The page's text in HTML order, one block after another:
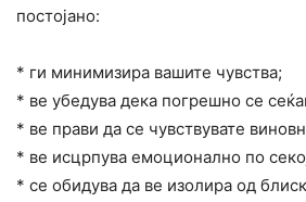
постојано:
* ги минимизира вашите чувства;
* ве убедува дека погрешно се
* ве прави да се чувствувате
* ве исцрпува емоционално по
* се обидува да ве изолира од